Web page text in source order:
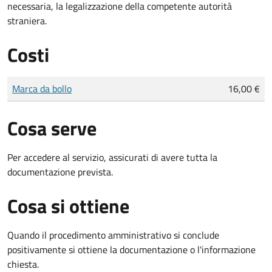
necessaria, la legalizzazione della competente autorità
straniera.
Costi
Tipo di pagamento
Importo
Marca da bollo 16,00 €
Cosa serve
Per accedere al servizio, assicurati di avere tutta la
documentazione prevista.
Cosa si ottiene
Quando il procedimento amministrativo si conclude
positivamente si ottiene la documentazione o l'informazione
chiesta.